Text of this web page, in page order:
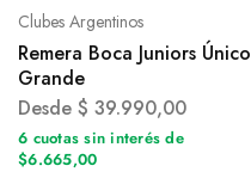
Clubes Argentinos
Remera Boca Juniors Único
Grande
Desde $ 39.990,00
6 cuotas sin interés de
$6.665,00